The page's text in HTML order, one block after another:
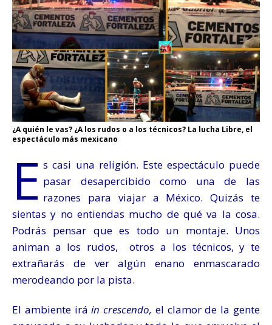
¿A quién le vas? ¿A los rudos o a los técnicos? La lucha Libre, el
espectáculo más mexicano
E s casi una religión. Este espectáculo puede
pasar desapercibido como una de las
razones para viajar a México. Quizás te
sientas y no entiendas mucho de qué va la cosa.
Podrás pensar que es todo un montaje. Unos
animan a los rudos, otros a los técnicos, y te
extrañarás de ver algún enano enmascarado
merodeando por la pista.
El ambiente iráin crescendo, el clamor de la gente